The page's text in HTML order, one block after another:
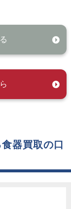
器買取の口